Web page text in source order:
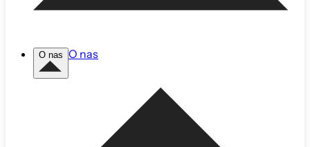
O nas O nas